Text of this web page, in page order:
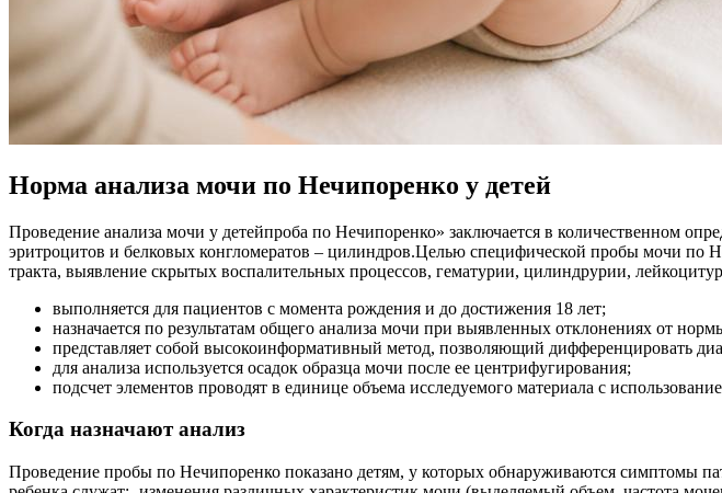
Норма анализа мочи по Нечипоренко у детей
Проведение анализа мочи у детейпроба по Нечипоренко» заключается в количественном
эритроцитов и белковых конгломератов – цилиндров.Целью специфической пробы мочи по
тракта, выявление скрытых воспалительных процессов, гематурии, цилиндрурии,
выполняется для пациентов с момента рождения и до достижения 18 лет;
назначается по результатам общего анализа мочи при выявленных отклонениях от
представляет собой высокоинформативный метод, позволяющий дифференцировать
для анализа используется осадок образца мочи после ее центрифугирования;
подсчет элементов проводят в единице объема исследуемого материала с
Когда назначают анализ
Проведение пробы по Нечипоренко показано детям, у которых обнаруживаются симптомы